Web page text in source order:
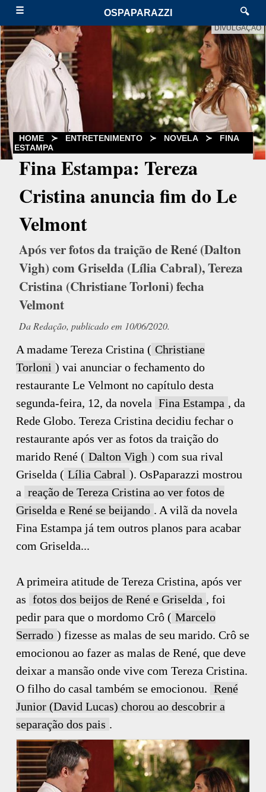
☰ OSPAPARAZZI 🔍
DIVULGAÇÃO
HOME ≻ ENTRETENIMENTO ≻ NOVELA ≻
FINA
ESTAMPA
Fina Estampa: Tereza
Cristina anuncia fim do Le
Velmont
Após ver fotos da traição de René (Dalton
Vigh) com Griselda (Lília Cabral), Tereza
Cristina (Christiane Torloni) fecha
Velmont
Da Redação, publicado em 10/06/2020.
A madame Tereza Cristina ( Christiane
Torloni ) vai anunciar o fechamento do
restaurante Le Velmont no capítulo desta
segunda-feira, 12, da novela Fina Estampa , da
Rede Globo. Tereza Cristina decidiu fechar o
restaurante após ver as fotos da traição do
marido René ( Dalton Vigh ) com sua rival
Griselda ( Lília Cabral ). OsPaparazzi mostrou
a reação de Tereza Cristina ao ver fotos de
Griselda e René se beijando . A vilã da novela
Fina Estampa já tem outros planos para acabar
com Griselda...
A primeira atitude de Tereza Cristina, após ver
as fotos dos beijos de René e Griselda , foi
pedir para que o mordomo Crô ( Marcelo
Serrado ) fizesse as malas de seu marido. Crô se
emocionou ao fazer as malas de René, que deve
deixar a mansão onde vive com Tereza Cristina.
O filho do casal também se emocionou. René
Junior (David Lucas) chorou ao descobrir a
separação dos pais .